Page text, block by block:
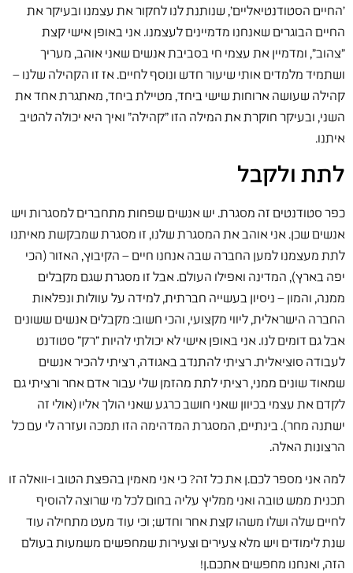
'החיים הסטודנטיאליים', שנותנת לנו לחקור את עצמנו ובעיקר את
החיים הבוגרים שאנחנו מדמיינים לעצמנו. אני באופן אישי קצת
"צהוב", ומדמיין את עצמי חי בסביבת אנשים שאני אוהב, מעריך
ושתמיד מלמדים אותי שיעור חדש ונוסף לחיים. אז זו הקהילה שלנו –
קהילה שעושה ארוחות שישי ביחד, מטיילת ביחד, מאתגרת אחד את
השני, ובעיקר חוקרת את המילה הזו "קהילה" ואיך היא יכולה להטיב
איתנו.
לתת ולקבל
כפר סטודנטים זה מסגרת. יש אנשים שפחות מתחברים למסגרות ויש
אנשים שכן. אני אוהב את המסגרת שלנו, זו מסגרת שמבקשת מאיתנו
לתת מעצמנו למען החברה שבה אנחנו חיים – הקיבוץ, האזור (הכי
יפה בארץ), המדינה ואפילו העולם. אבל זו מסגרת שגם מקבלים
ממנה, והמון – ניסיון בעשייה חברתית, למידה על עוולות ונפלאות
החברה הישראלית, ליווי מקצועי, והכי חשוב: מקבלים אנשים ששונים
אבל גם דומים לנו. אני באופן אישי לא יכולתי להיות "רק" סטודנט
לעבודה סוציאלית. רציתי להתנדב באגודה, רציתי להכיר אנשים
שמאוד שונים ממני, רציתי לתת מהזמן שלי עבור אדם אחר ורציתי גם
לקדם את עצמי בכיוון שאני חושב כרגע שאני הולך אליו (אולי זה
ישתנה מחר). בינתיים, המסגרת המדהימה הזו תמכה ועזרה לי עם כל
הרצונות האלה.
למה אני מספר לכם.ן את כל זה? כי אני מאמין בהפצת הטוב ו-וואלה זו
תכנית ממש טובה ואני ממליץ עליה בחום לכל מי שרוצה להוסיף
לחיים שלה ושלו משהו קצת אחר וחדש; וכי עוד מעט מתחילה עוד
שנת לימודים ויש מלא צעירים וצעירות שמחפשים משמעות בעולם
הזה, ואנחנו מחפשים אתכם.ן!